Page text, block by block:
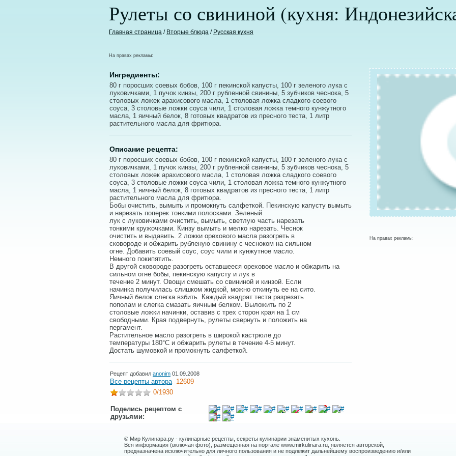
Рулеты со свининой (кухня:
Главная страница / Вторые блюда / Русская кухня
На правах рекламы:
Ингредиенты:
80 г поросших соевых бобов, 100 г пекинской капусты, 100 г зеленого лука с
луковичками, 1 пучок кинзы, 200 г рубленной свинины, 5 зубчиков чеснока, 5
столовых ложек арахисового масла, 1 столовая ложка сладкого соевого
соуса, 3 столовые ложки соуса чили, 1 столовая ложка темного кунжутного
масла, 1 яичный белок, 8 готовых квадратов из пресного теста, 1 литр
растительного масла для фритюра.
Описание рецепта:
80 г поросших соевых бобов, 100 г пекинской капусты, 100 г зеленого лука с
луковичками, 1 пучок кинзы, 200 г рубленной свинины, 5 зубчиков чеснока, 5
столовых ложек арахисового масла, 1 столовая ложка сладкого соевого
соуса, 3 столовые ложки соуса чили, 1 столовая ложка темного кунжутного
масла, 1 яичный белок, 8 готовых квадратов из пресного теста, 1 литр
растительного масла для фритюра.
Бобы очистить, вымыть и промокнуть салфеткой. Пекинскую капусту вымыть
и нарезать поперек тонкими полосками. Зеленый
лук с луковичками очистить, вымыть, светлую часть нарезать
тонкими кружочками. Кинзу вымыть и мелко нарезать. Чеснок
очистить и выдавить. 2 ложки орехового масла разогреть в
сковороде и обжарить рубленую свинину с чесноком на сильном
огне. Добавить соевый соус, соус чили и кунжутное масло.
Немного покипятить.
В другой сковороде разогреть оставшееся ореховое масло и обжарить на
сильном огне бобы, пекинскую капусту и лук в
течение 2 минут. Овощи смешать со свининой и кинзой. Если
начинка получилась слишком жидкой, можно откинуть ее на сито.
Яичный белок слегка взбить. Каждый квадрат теста разрезать
пополам и слегка смазать яичным белком. Выложить по 2
столовые ложки начинки, оставив с трех сторон края на 1 см
свободными. Края подвернуть, рулеты свернуть и положить на
пергамент.
Растительное масло разогреть в широкой кастрюле до
температуры 180°С и обжарить рулеты в течение 4-5 минут.
Достать шумовкой и промокнуть салфеткой.
Рецепт добавил anonim 01.09.2008
Все рецепты автора 12609
0/1930
Поделись рецептом с
друзьями:
На правах рекламы:
© Мир Кулинара.ру - кулинарные рецепты, секреты кулинарии знаменитых кухонь.
Вся информация (включая фото), размещенная на портале www.mirkulinara.ru, является авторской,
предназначена исключительно для личного пользования и не подлежит дальнейшему воспроизведению и/или